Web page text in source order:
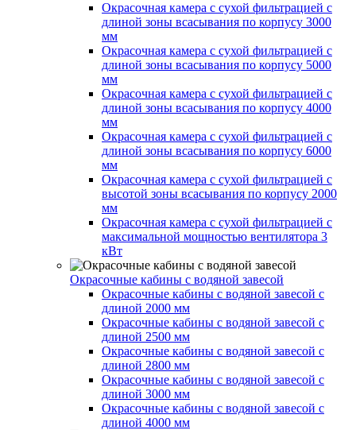
Окрасочная камера с сухой фильтрацией с
длиной зоны всасывания по корпусу 3000
мм
Окрасочная камера с сухой фильтрацией с
длиной зоны всасывания по корпусу 5000
мм
Окрасочная камера с сухой фильтрацией с
длиной зоны всасывания по корпусу 4000
мм
Окрасочная камера с сухой фильтрацией с
длиной зоны всасывания по корпусу 6000
мм
Окрасочная камера с сухой фильтрацией с
высотой зоны всасывания по корпусу 2000
мм
Окрасочная камера с сухой фильтрацией с
максимальной мощностью вентилятора 3
кВт
Окрасочные кабины с водяной завесой
Окрасочные кабины с водяной завесой с
длиной 2000 мм
Окрасочные кабины с водяной завесой с
длиной 2500 мм
Окрасочные кабины с водяной завесой с
длиной 2800 мм
Окрасочные кабины с водяной завесой с
длиной 3000 мм
Окрасочные кабины с водяной завесой с
длиной 4000 мм